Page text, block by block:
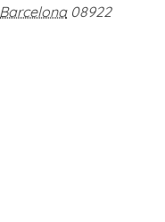
Barcelona 08922